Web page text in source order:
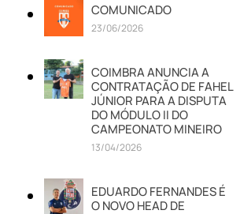
COMUNICADO
23/06/2026
COIMBRA ANUNCIA A
CONTRATAÇÃO DE FAHEL
JÚNIOR PARA A DISPUTA
DO MÓDULO II DO
CAMPEONATO MINEIRO
13/04/2026
EDUARDO FERNANDES É
O NOVO HEAD DE